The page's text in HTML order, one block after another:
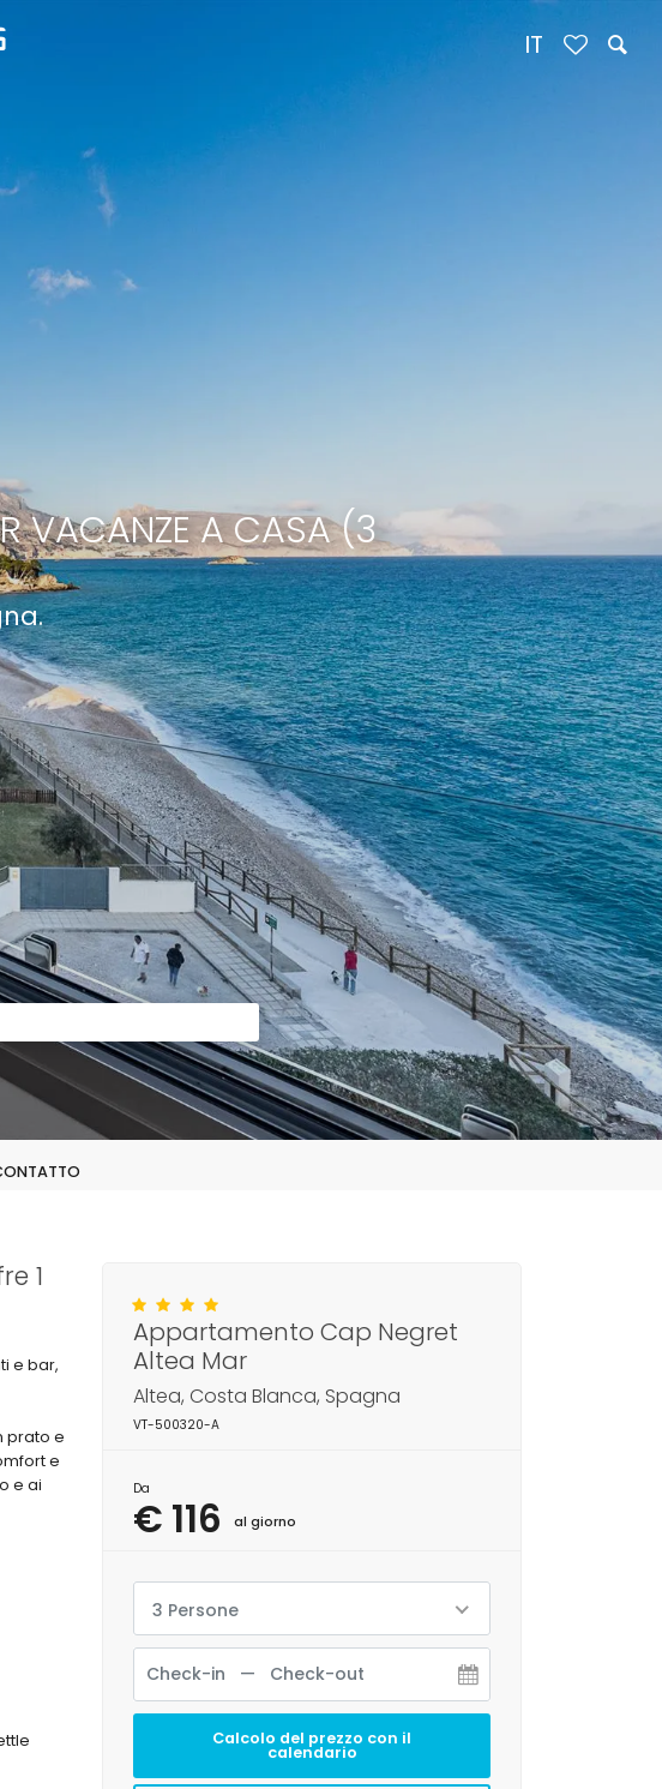
VACANZE A CASA (3
1
e bar,
prato e
e
e ai
Appartamento Cap Negret
Altea Mar
Altea, Costa Blanca, Spagna
VT-500320-A
Da
€ 116 al giorno
3 Persone
Calcolo del prezzo con il
calendario
IT